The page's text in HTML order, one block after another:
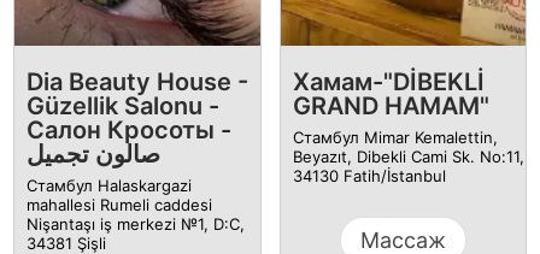
Dia Beauty House -
Güzellik Salonu -
Салон Кросоты -
صالون تجميل
Стамбул Halaskargazi
mahallesi Rumeli caddesi
Nişantaşı iş merkezi №1, D:C,
34381 Şişli
Хамам-"DİBEKLİ
GRAND HAMAM"
Стамбул Mimar Kemalettin,
Beyazıt, Dibekli Cami Sk. No:11,
34130 Fatih/İstanbul
Массаж